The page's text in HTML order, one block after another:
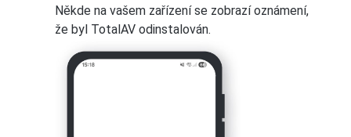
Někde na vašem zařízení se zobrazí oznámení,
že byl TotalAV odinstalován.